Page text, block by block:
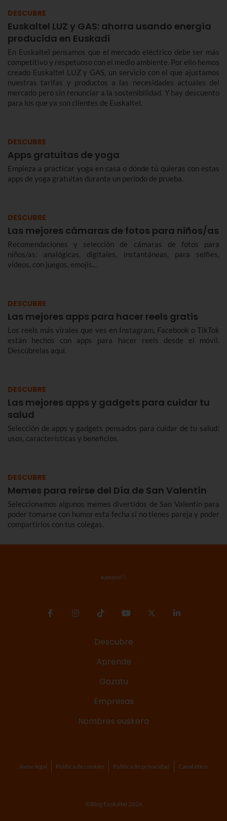
DESCUBRE
Euskaltel LUZ y GAS: ahorra usando energía
producida en Euskadi
En Euskaltel pensamos que el mercado eléctrico debe ser más
competitivo y respetuoso con el medio ambiente. Por ello hemos
creado Euskaltel LUZ y GAS, un servicio con el que ajustamos
nuestras tarifas y productos a las necesidades actuales del
mercado pero sin renunciar a la sostenibilidad. Y hay descuento
para los que ya son clientes de Euskaltel.
DESCUBRE
Apps gratuitas de yoga
Empieza a practicar yoga en casa o dónde tú quieras con estas
apps de yoga gratuitas durante un período de prueba.
DESCUBRE
Las mejores cámaras de fotos para niños/as
Recomendaciones y selección de cámaras de fotos para
niños/as: analógicas, digitales, instantáneas, para selfies,
vídeos, con juegos, emojis...
DESCUBRE
Las mejores apps para hacer reels gratis
Los reels más virales que ves en Instagram, Facebook o TikTok
están hechos con apps para hacer reels desde el móvil.
Descúbrelas aquí.
DESCUBRE
Las mejores apps y gadgets para cuidar tu
salud
Selección de apps y gadgets pensados para cuidar de tu salud:
usos, características y beneficios.
DESCUBRE
Memes para reírse del Día de San Valentín
Seleccionamos algunos memes divertidos de San Valentín para
poder tomarse con humor esta fecha si no tienes pareja y poder
compartirlos con tus colegas.
Descubre
Aprende
Gozatu
Empresas
Nombres euskera
Aviso legal Política de cookies Política de privacidad Canal ético
©Blog Euskaltel 2026